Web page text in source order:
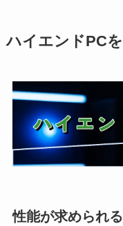
ハイエンドPC
性能が求められ